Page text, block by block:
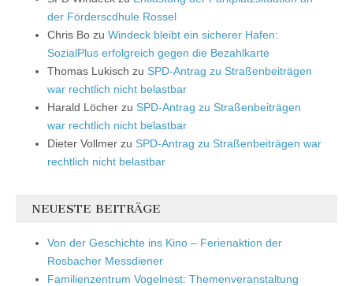
der Förderscdhule Rossel
Chris Bo zu Windeck bleibt ein sicherer Hafen:
SozialPlus erfolgreich gegen die Bezahlkarte
Thomas Lukisch zu SPD-Antrag zu Straßenbeiträgen
war rechtlich nicht belastbar
Harald Löcher zu SPD-Antrag zu Straßenbeiträgen
war rechtlich nicht belastbar
Dieter Vollmer zu SPD-Antrag zu Straßenbeiträgen war
rechtlich nicht belastbar
NEUESTE BEITRÄGE
Von der Geschichte ins Kino – Ferienaktion der
Rosbacher Messdiener
Familienzentrum Vogelnest: Themenveranstaltung